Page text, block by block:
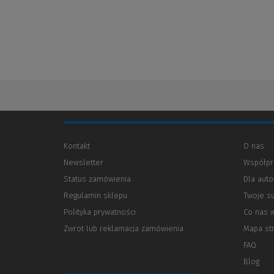
Kontakt
Newsletter
Status zamówienia
Regulamin sklepu
Polityka prywatności
innej
Zwrot lub reklamacja zamówienia
O nas
Dla
Twoje
Co nas
Mapa
FAQ
Blog